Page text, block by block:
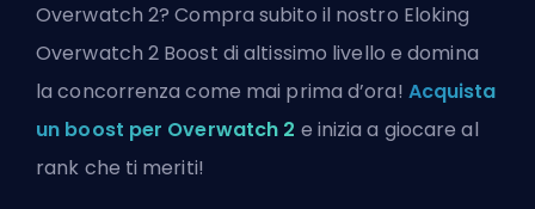
Overwatch 2? Compra subito il nostro Eloking
Overwatch 2 Boost di altissimo livello e domina
la concorrenza come mai prima d’ora! Acquista
un boost per Overwatch 2 e inizia a giocare al
rank che ti meriti!